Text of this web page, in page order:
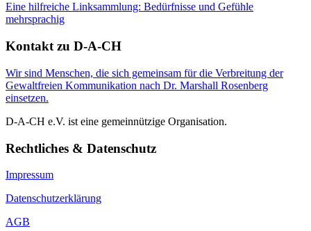
Eine hilfreiche Linksammlung: Bedürfnisse und Gefühle
mehrsprachig
Kontakt zu D-A-CH
Wir sind Menschen, die sich gemeinsam für die Verbreitung der
Gewaltfreien Kommunikation nach Dr. Marshall Rosenberg
einsetzen.
D-A-CH e.V. ist eine gemeinnützige Organisation.
Rechtliches & Datenschutz
Impressum
Datenschutzerklärung
AGB